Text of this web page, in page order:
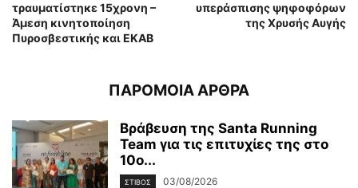
τραυματίστηκε 15χρονη –
Άμεση κινητοποίηση
Πυροσβεστικής και ΕΚΑΒ
υπεράσπισης ψηφοφόρων
της Χρυσής Αυγής
ΠΑΡΟΜΟΙΑ ΑΡΘΡΑ
Βράβευση της Santa Running
Team για τις επιτυχίες της στο
10ο...
ΣΤΙΒΟΣ 03/08/2026